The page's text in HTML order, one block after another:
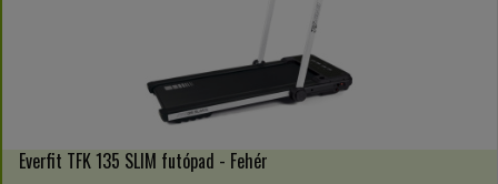
Everfit TFK 135 SLIM futópad - Fehér